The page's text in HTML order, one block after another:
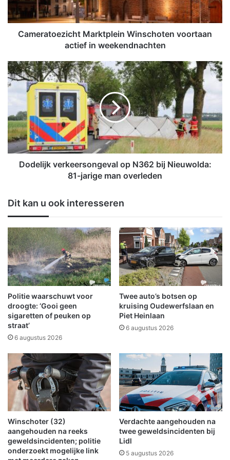
o
e
h
t
M
k
t
p
l
i
n
s
c
h
o
t
e
n
v
o
o
r
a
n
t
i
e
f
i
Cameratoezicht Marktplein Winschoten voortaan
actief in weekendnachten
D
o
d
i
j
k
v
e
r
s
o
n
g
e
v
a
l
o
p
N
2
b
N
i
e
u
w
Dodelijk verkeersongeval op N362 bij Nieuwolda:
81-jarige man overleden
Dit kan u ook interesseren
Politie waarschuwt voor
droogte: ‘Gooi geen
sigaretten of peuken op
straat’
6 augustus 2026
Twee auto’s botsen op
kruising Oudewerfslaan en
Piet Heinlaan
6 augustus 2026
Winschoter (32)
aangehouden na reeks
geweldsincidenten; politie
onderzoekt mogelijke link
Verdachte aangehouden na
twee geweldsincidenten bij
Lidl
5 augustus 2026